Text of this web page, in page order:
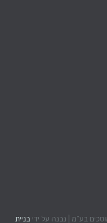
בע”מ | נבנה על ידי בניית